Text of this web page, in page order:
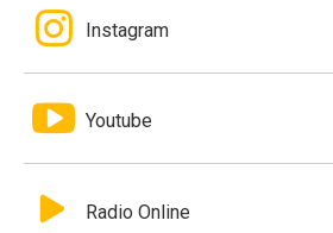
Instagram
Youtube
Radio Online